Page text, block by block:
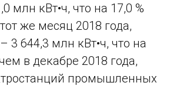
млн кВт•ч, что на 17,0 %
же месяц 2018 года,
3 644,3 млн кВт•ч, что на
в декабре 2018 года,
промышленных